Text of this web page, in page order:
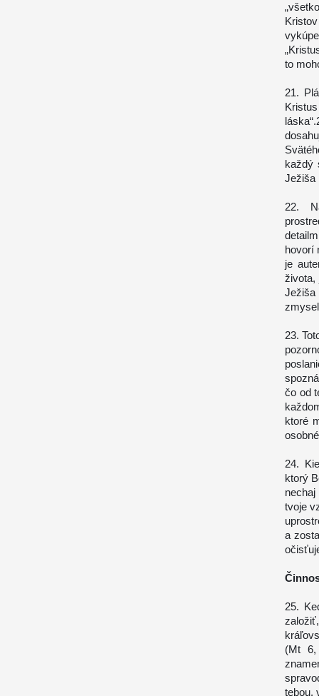
to
21.
každý
Ježiša
22.
hovorí
je
života,
Ježiša
23.
čo od
ktoré
24.
ktorý
tvoje
a
25.
(Mt 6,
tebou,